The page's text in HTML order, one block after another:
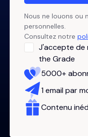
Nous ne louons ou
personnelles.
Consultez notre
J'accepte de
the Grade
5000+
1 email par
Contenu